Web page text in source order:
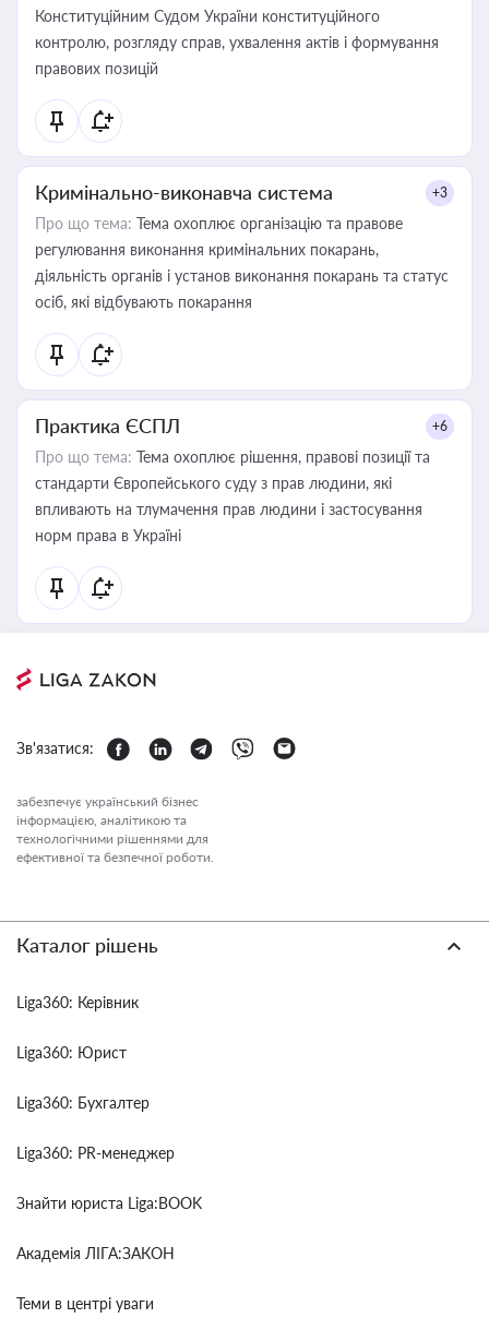
Конституційним Судом України конституційного
контролю, розгляду справ, ухвалення актів і формування
правових позицій
Кримінально-виконавча система +3
Про що тема: Тема охоплює організацію та правове
регулювання виконання кримінальних покарань,
діяльність органів і установ виконання покарань та статус
осіб, які відбувають покарання
Практика ЄСПЛ +6
Про що тема: Тема охоплює рішення, правові позиції та
стандарти Європейського суду з прав людини, які
впливають на тлумачення прав людини і застосування
норм права в Україні
Зв'язатися:
забезпечує український бізнес
інформацією, аналітикою та
технологічними рішеннями для
ефективної та безпечної роботи.
Каталог рішень
Liga360: Керівник
Liga360: Юрист
Liga360: Бухгалтер
Liga360: PR-менеджер
Знайти юриста Liga:BOOK
Академія ЛІГА:ЗАКОН
Теми в центрі уваги